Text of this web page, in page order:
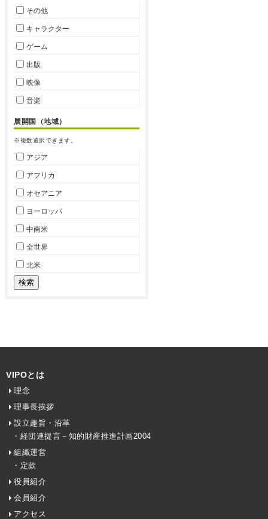
その他
キャラクター
ゲーム
出版
映像
音楽
展開国（地域）
※複数選択できます。
アジア
アフリカ
オセアニア
ヨーロッパ
中南米
全世界
北米
VIPOとは
理念
理事長挨拶
設立趣旨・沿革
・経団連提言－知的財産推進計画2004
組織運営
・定款
役員紹介
会員紹介
アクセス